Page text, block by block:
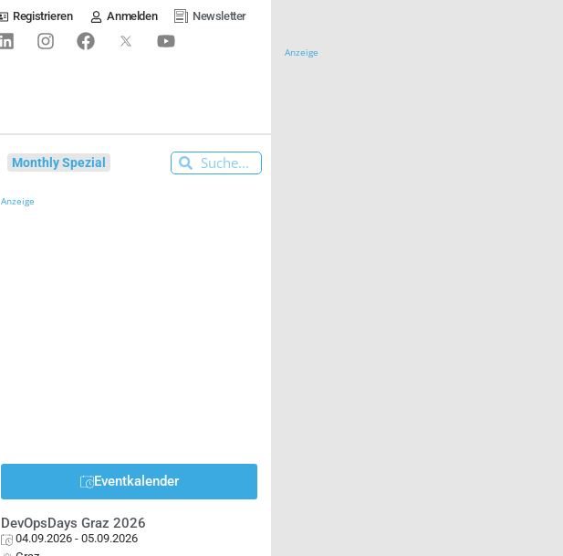
Registrieren Anmelden Newsletter
Monthly Spezial
Anzeige
Eventkalender
DevOpsDays Graz 2026
04.09.2026 - 05.09.2026
Anzeige